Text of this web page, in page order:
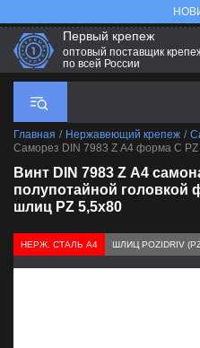
Первый крепеж
оптовый поставщик
по всей России
Главная / Нержавеющий крепеж /
Саморез DIN 7983 Z А4 форма С PZ
Винт DIN 7983 Z А4
полупотайной головкой
шлиц PZ 5,5х80
НЕРЖ. СТАЛЬ А4 ШЛИЦ POZIDRIV